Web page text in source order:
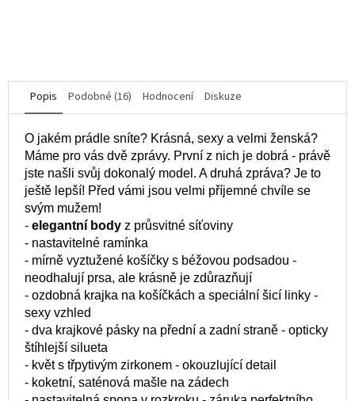
Popis Podobné (16) Hodnocení Diskuze
O jakém prádle sníte? Krásná, sexy a velmi ženská?
Máme pro vás dvě zprávy. První z nich je dobrá - právě
jste našli svůj dokonalý model. A druhá zpráva? Je to
ještě lepší! Před vámi jsou velmi příjemné chvíle se
svým mužem!
- elegantní body z průsvitné síťoviny
- nastavitelné ramínka
- mírně vyztužené košíčky s béžovou podsadou -
neodhalují prsa, ale krásně je zdůrazňují
- ozdobná krajka na košíčkách a speciální šicí linky -
sexy vzhled
- dva krajkové pásky na přední a zadní straně - opticky
štíhlejší silueta
- květ s třpytivým zirkonem - okouzlující detail
- koketní, saténová mašle na zádech